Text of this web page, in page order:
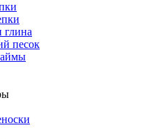
глина
песок